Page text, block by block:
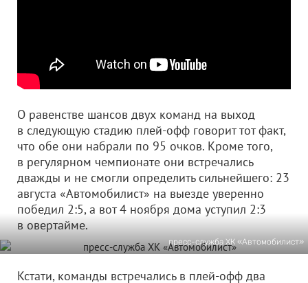
О равенстве шансов двух команд на выход
в следующую стадию плей-офф говорит тот факт,
что обе они набрали по 95 очков. Кроме того,
в регулярном чемпионате они встречались
дважды и не смогли определить сильнейшего: 23
августа «Автомобилист» на выезде уверенно
победил 2:5, а вот 4 ноября дома уступил 2:3
в овертайме.
пресс-служба ХК «Автомобилист»
Кстати, команды встречались в плей-офф два